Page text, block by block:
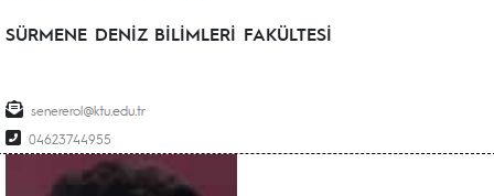
SÜRMENE DENİZ BİLİMLERİ FAKÜLTESİ
senererol
04623744955